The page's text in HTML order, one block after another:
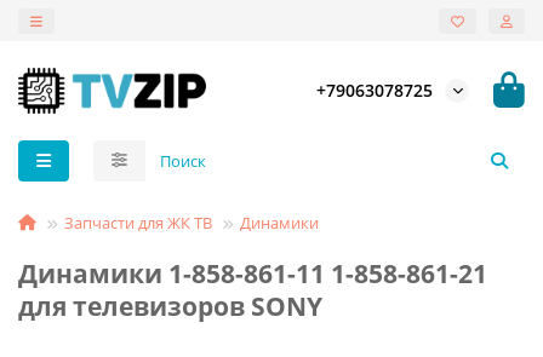
+79063078725
Запчасти для ЖК ТВ Динамики
Динамики 1-858-861-11 1-858-861-21
для телевизоров SONY